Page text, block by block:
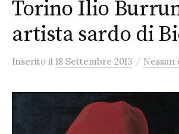
Torino Ilio
artista sardo di
Inserito il 18 Settembre 2013 /